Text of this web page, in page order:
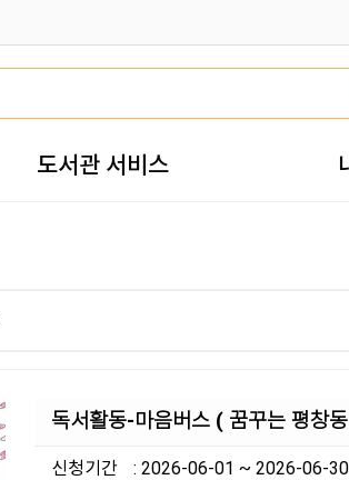
도서관 서비스
독서활동-마음버스 ( 꿈꾸는 평창
신청기간 : 2026-06-01 ~ 2026-06-30